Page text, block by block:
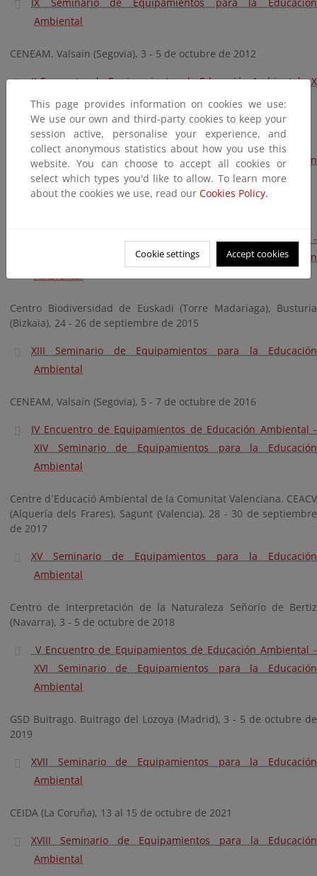
Ambiental
CENEAM, Valsaín (Segovia), 3 - 5 de octubre de 2012
II Encuentro de Equipamientos de Educación Ambiental - X
Seminario de Equipamientos para la Educación Ambiental
CENEAM, Valsaín (Segovia), 25 - 27 de octubre de 2013
XI Seminario de Equipamientos para la Educación
Ambiental
III Encuentro de Equipamientos de Educación Ambiental -
XII Seminario de Equipamientos para la Educación
Ambiental
Centro Biodiversidad de Euskadi (Torre Madariaga), Busturia
(Bizkaia), 24 - 26 de septiembre de 2015
XIII Seminario de Equipamientos para la Educación
Ambiental
CENEAM, Valsaín (Segovia), 5 - 7 de octubre de 2016
IV Encuentro de Equipamientos de Educación Ambiental -
XIV Seminario de Equipamientos para la Educación
Ambiental
Centre d´Educació Ambiental de la Comunitat Valenciana. CEACV
(Alquería dels Frares), Sagunt (Valencia), 28 - 30 de septiembre
de 2017
XV Seminario de Equipamientos para la Educación
Ambiental
Centro de Interpretación de la Naturaleza Señorío de Bertiz
(Navarra), 3 - 5 de octubre de 2018
V Encuentro de Equipamientos de Educación Ambiental -
XVI Seminario de Equipamientos para la Educación
Ambiental
GSD Buitrago. Buitrago del Lozoya (Madrid), 3 - 5 de octubre de
2019
XVII Seminario de Equipamientos para la Educación
Ambiental
CEIDA (La Coruña), 13 al 15 de octubre de 2021
XVIII Seminario de Equipamientos para la Educación
Ambiental
This page provides information on cookies we use:
We use our own and third-party cookies to keep your
session active, personalise your experience, and
collect anonymous statistics about how you use this
website. You can choose to accept all cookies or
select which types you'd like to allow. To learn more
about the cookies we use, read our Cookies Policy.
Cookie settings Accept cookies